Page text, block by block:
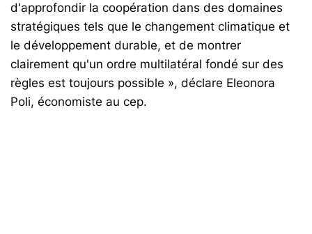
d'approfondir la coopération dans des domaines
stratégiques tels que le changement climatique et
le développement durable, et de montrer
clairement qu'un ordre multilatéral fondé sur des
règles est toujours possible », déclare Eleonora
Poli, économiste au cep.